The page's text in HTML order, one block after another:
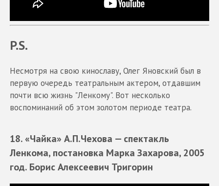
P.S.
Несмотря на свою кинославу, Олег Яновский был в
первую очередь театральным актером, отдавшим
почти всю жизнь "Ленкому". Вот несколько
воспоминаний об этом золотом периоде театра.
18. «Чайка» А.П.Чехова — спектакль
Ленкома, постановка Марка Захарова, 2005
год. Борис Алексеевич Тригорин